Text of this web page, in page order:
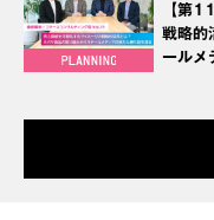
【第
戦略的
ールメ